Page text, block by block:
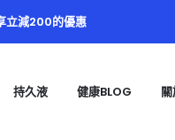
減200的優惠
持久液 健康BLOG